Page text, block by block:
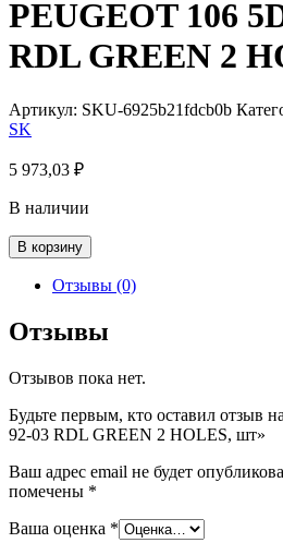
PEUGEOT 106
RDL GREEN 2
Артикул: SKU-6925b21fdcb0b
SK
5 973,03 ₽
В наличии
Количество
товара
PEUGEOT
5D
HBK
03
GREEN
2
шт
В корзину
Отзывы (0)
Отзывы
Отзывов пока нет.
Будьте первым, кто оставил отзыв
92-03 RDL GREEN 2 HOLES, шт»
Ваш адрес email не будет
помечены *
Ваша оценка *